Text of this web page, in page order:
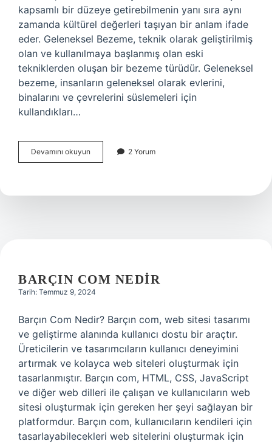
kapsamlı bir düzeye getirebilmenin yanı sıra aynı
zamanda kültürel değerleri taşıyan bir anlam ifade
eder. Geleneksel Bezeme, teknik olarak geliştirilmiş
olan ve kullanılmaya başlanmış olan eski
tekniklerden oluşan bir bezeme türüdür. Geleneksel
bezeme, insanların geleneksel olarak evlerini,
binalarını ve çevrelerini süslemeleri için
kullandıkları…
Devamını okuyun Geleneksel
bezeme
2 Yorum
BARÇIN COM NEDIR
Tarih: Temmuz 9, 2024
Barçın Com Nedir? Barçın com, web sitesi tasarımı
ve geliştirme alanında kullanıcı dostu bir araçtır.
Üreticilerin ve tasarımcıların kullanıcı deneyimini
artırmak ve kolayca web siteleri oluşturmak için
tasarlanmıştır. Barçın com, HTML, CSS, JavaScript
ve diğer web dilleri ile çalışan ve kullanıcıların web
sitesi oluşturmak için gereken her şeyi sağlayan bir
platformdur. Barçın com, kullanıcıların kendileri için
tasarlayabilecekleri web sitelerini oluşturmak için